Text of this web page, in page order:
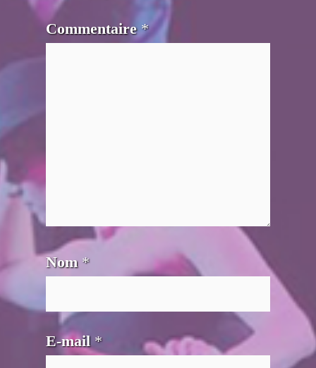
Commentaire *
Nom *
E-mail *